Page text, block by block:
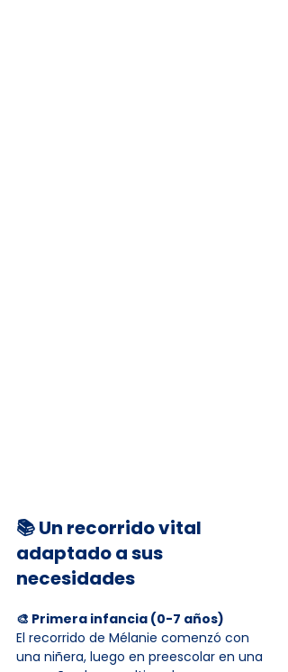
📚 Un recorrido vital
adaptado a sus
necesidades
🎨 Primera infancia (0-7 años)
El recorrido de Mélanie comenzó con
una niñera, luego en preescolar en una